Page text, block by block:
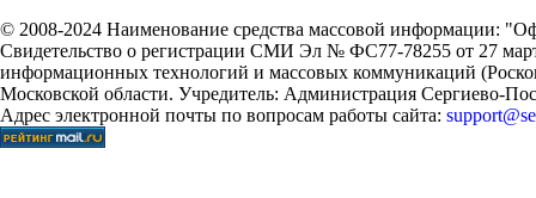
© 2008-2024 Наименование средства массовой информации:
Свидетельство о регистрации СМИ Эл № ФС77-78255 от 27
информационных технологий и массовых коммуникаций
Московской области. Учредитель: Администрация Сергиево-
Адрес электронной почты по вопросам работы сайта: